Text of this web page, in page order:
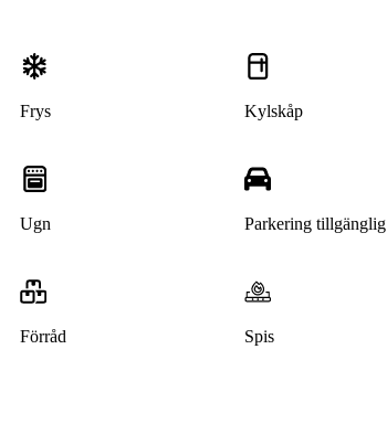
Frys Kylskåp
Ugn Parkering tillgänglig
Förråd Spis